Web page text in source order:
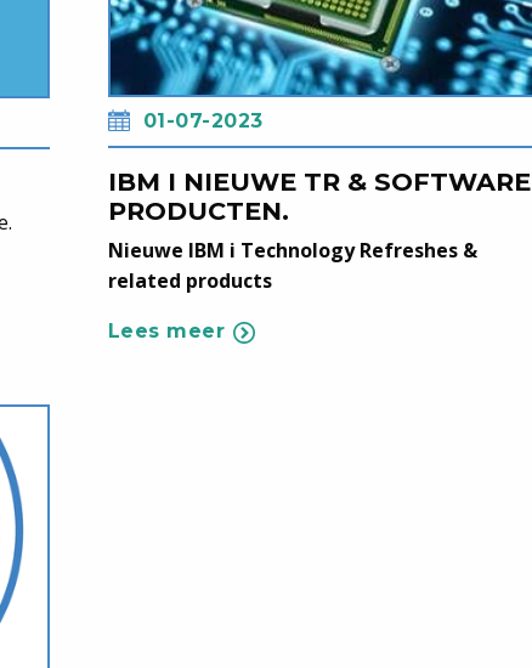
01-07-2023
IBM I NIEUWE TR & SOFTWARE
PRODUCTEN.
Nieuwe IBM i Technology Refreshes &
related products
Lees meer